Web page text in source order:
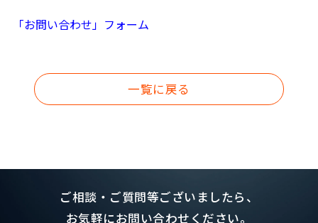
「お問い合わせ」フォーム
一覧に戻る
ご相談・ご質問等ございましたら、
お気軽にお問い合わせください。